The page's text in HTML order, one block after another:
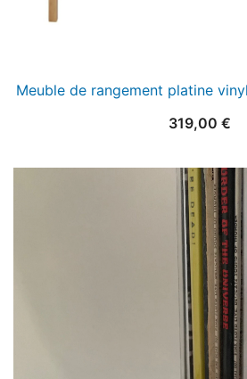
Meuble de rangement platine
319,00 €